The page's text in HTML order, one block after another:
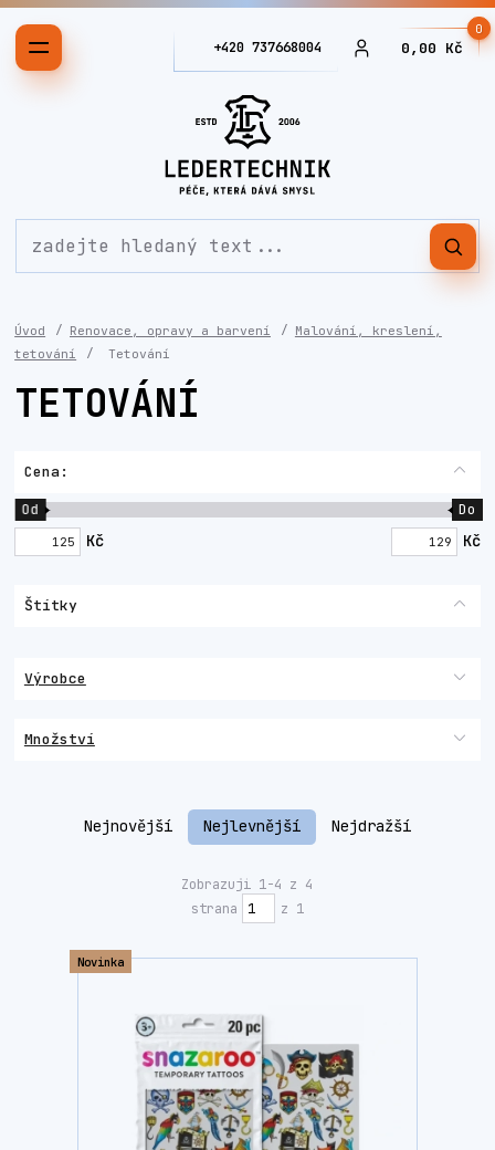
+420 737668004
0
0,00 Kč
Úvod Renovace, opravy a barvení
Malování, kreslení,
tetování
Tetování
TETOVÁNÍ
Cena:
Kč
Od Do
Kč
Štítky
Výrobce
Množství
Nejnovější Nejlevnější Nejdražší
Zobrazuji 1-4 z 4
strana
z 1
Novinka